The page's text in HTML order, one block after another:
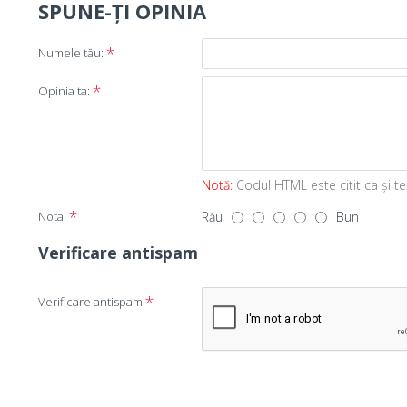
SPUNE-ŢI OPINIA
Numele tău:
Opinia ta:
Notă: Codul HTML este citit ca şi
Nota: Rău Bun
Verificare antispam
Verificare antispam